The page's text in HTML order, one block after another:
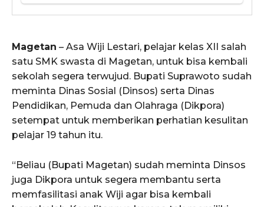
Magetan – Asa Wiji Lestari, pelajar kelas XII salah
satu SMK swasta di Magetan, untuk bisa kembali
sekolah segera terwujud. Bupati Suprawoto sudah
meminta Dinas Sosial (Dinsos) serta Dinas
Pendidikan, Pemuda dan Olahraga (Dikpora)
setempat untuk memberikan perhatian kesulitan
pelajar 19 tahun itu.
“Beliau (Bupati Magetan) sudah meminta Dinsos
juga Dikpora untuk segera membantu serta
memfasilitasi anak Wiji agar bisa kembali